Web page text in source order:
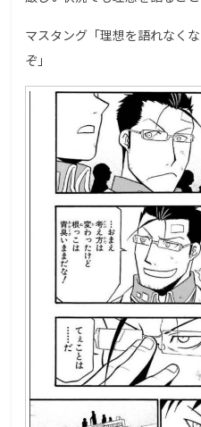
マスタング「理想を語れなく
ぞ」